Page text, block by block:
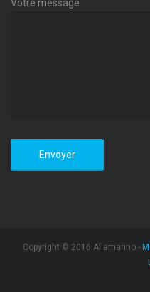
Votre message
Copyright © 2016 Allamanno -